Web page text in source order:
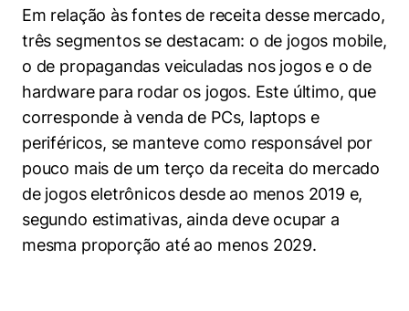
Em relação às fontes de receita desse mercado,
três segmentos se destacam: o de jogos mobile,
o de propagandas veiculadas nos jogos e o de
hardware para rodar os jogos. Este último, que
corresponde à venda de PCs, laptops e
periféricos, se manteve como responsável por
pouco mais de um terço da receita do mercado
de jogos eletrônicos desde ao menos 2019 e,
segundo estimativas, ainda deve ocupar a
mesma proporção até ao menos 2029.